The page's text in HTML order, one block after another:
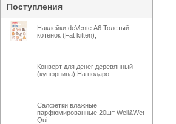
Поступления
Наклейки deVente А6 Толстый
котенок (Fat kitten),
Конверт для денег деревянный
(купюрница) На подаро
Салфетки влажные
парфюмированные 20шт Well&Wet
Qui